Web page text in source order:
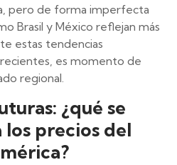
pero de forma imperfecta
Brasil y México reflejan más
estas tendencias
es momento de
regional.
¿qué se
precios del